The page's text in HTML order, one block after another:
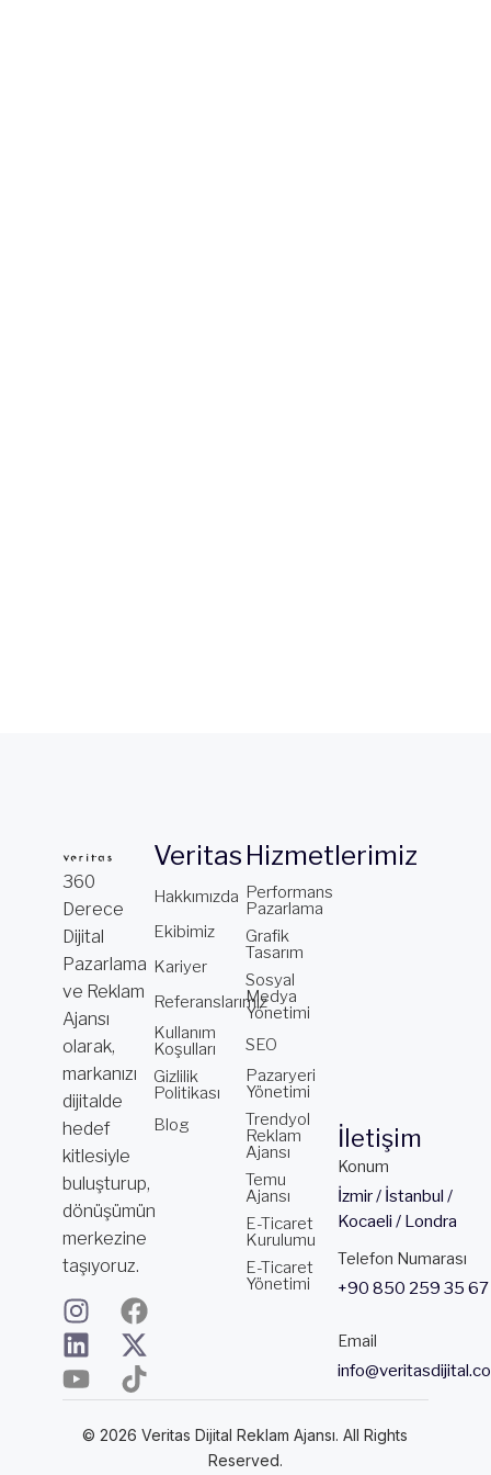
360
Derece
Dijital
Pazarlama
ve Reklam
Ajansı
olarak,
markanızı
dijitalde
hedef
kitlesiyle
buluşturup,
dönüşümün
merkezine
taşıyoruz.
I
n
s
t
g
F
a
c
e
o
L
i
n
k
d
X
-
t
w
t
Y
o
u
t
b
T
i
k
t
k
Veritas
Hakkımızda
Ekibimiz
Kariyer
Referanslarımız
Kullanım
Koşulları
Gizlilik
Politikası
Blog
Hizmetlerimiz
Performans
Pazarlama
Grafik
Tasarım
Sosyal
Medya
Yönetimi
SEO
Pazaryeri
Yönetimi
Trendyol
Reklam
Ajansı
Temu
Ajansı
E-Ticaret
Kurulumu
E-Ticaret
Yönetimi
Konum
İzmir / İstanbul /
Kocaeli / Londra
Telefon Numarası
+90 850 259 35 67
Email
İletişim
© 2026 Veritas Dijital Reklam Ajansı. All Rights
Reserved.